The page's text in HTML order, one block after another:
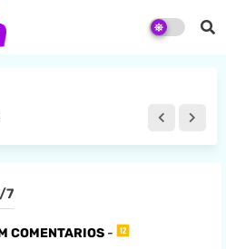
7
COMENTARIOS -